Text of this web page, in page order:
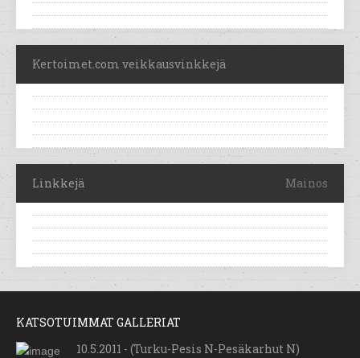
Kertoimet.com veikkausvinkkejä
Linkkejä Mainos
KATSOTUIMMAT GALLERIAT
10.5.2011 - (Turku-Pesis N-Pesäkarhut N)